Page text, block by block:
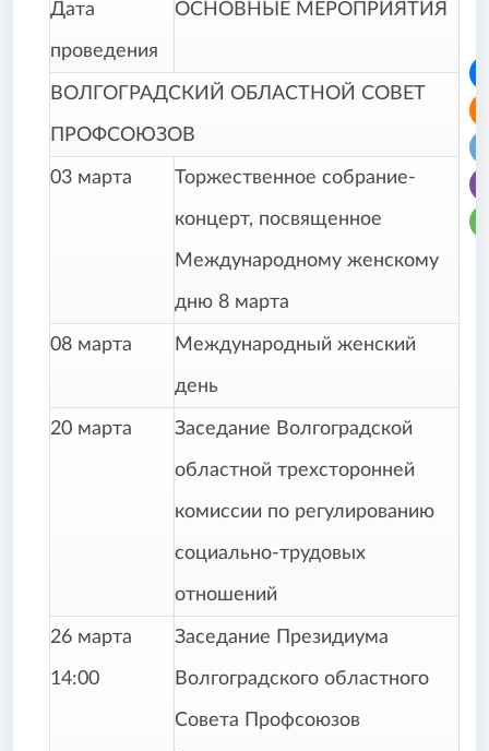
Дата
проведения
ОСНОВНЫЕ МЕРОПРИЯТИЯ
ВОЛГОГРАДСКИЙ ОБЛАСТНОЙ СОВЕТ
ПРОФСОЮЗОВ
03 марта Торжественное собрание-
концерт, посвященное
Международному женскому
дню 8 марта
08 марта Международный женский
день
20 марта Заседание Волгоградской
областной трехсторонней
комиссии по регулированию
социально-трудовых
отношений
26 марта
14:00
Заседание Президиума
Волгоградского областного
Совета Профсоюзов